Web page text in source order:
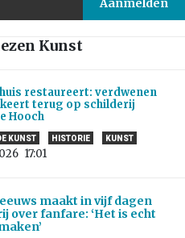
Kunst
restaureert: verdwenen
terug op schilderij
Hooch
KUNST HISTORIE KUNST
17:01
maakt in vijf dagen
over fanfare: ‘Het is echt